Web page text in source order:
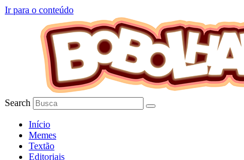
Ir para o conteúdo
Search
Início
Memes
Textão
Editoriais